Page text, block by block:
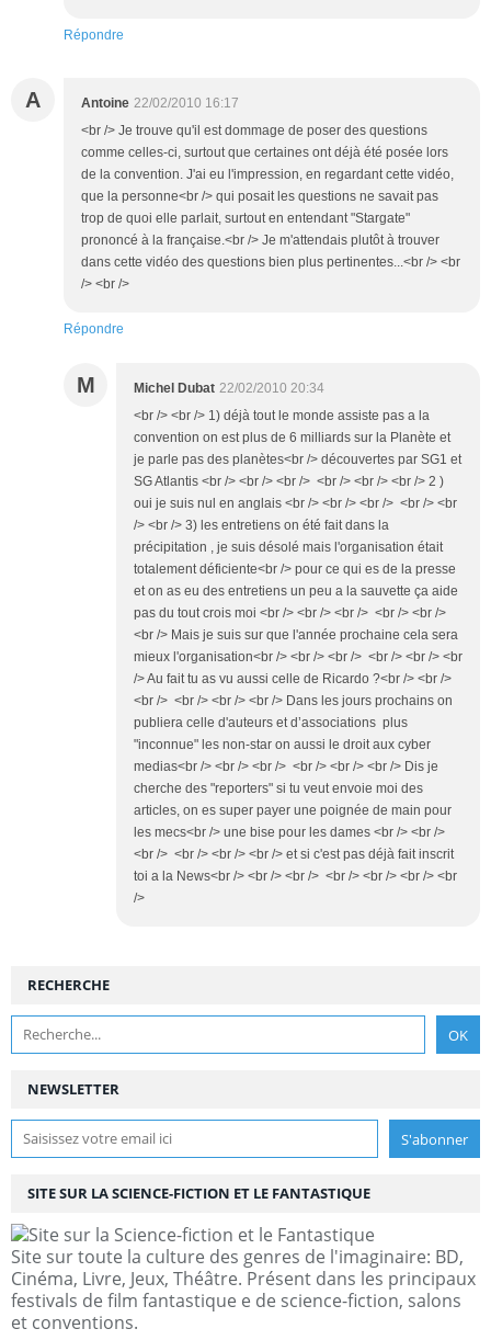
Répondre
A Antoine 22/02/2010 16:17
<br /> Je trouve qu'il est dommage de poser des questions
comme celles-ci, surtout que certaines ont déjà été posée lors
de la convention. J'ai eu l'impression, en regardant cette vidéo,
que la personne<br /> qui posait les questions ne savait pas
trop de quoi elle parlait, surtout en entendant "Stargate"
prononcé à la française.<br /> Je m'attendais plutôt à trouver
dans cette vidéo des questions bien plus pertinentes...<br /> <br
/> <br />
Répondre
M Michel Dubat 22/02/2010 20:34
<br /> <br /> 1) déjà tout le monde assiste pas a la
convention on est plus de 6 milliards sur la Planète et
je parle pas des planètes<br /> découvertes par SG1 et
SG Atlantis <br /> <br /> <br /> <br /> <br /> <br /> 2 )
oui je suis nul en anglais <br /> <br /> <br /> <br /> <br
/> <br /> 3) les entretiens on été fait dans la
précipitation , je suis désolé mais l'organisation était
totalement déficiente<br /> pour ce qui es de la presse
et on as eu des entretiens un peu a la sauvette ça aide
pas du tout crois moi <br /> <br /> <br /> <br /> <br />
<br /> Mais je suis sur que l'année prochaine cela sera
mieux l'organisation<br /> <br /> <br /> <br /> <br /> <br
/> Au fait tu as vu aussi celle de Ricardo ?<br /> <br />
<br /> <br /> <br /> <br /> Dans les jours prochains on
publiera celle d'auteurs et d’associations plus
"inconnue" les non-star on aussi le droit aux cyber
medias<br /> <br /> <br /> <br /> <br /> <br /> Dis je
cherche des "reporters" si tu veut envoie moi des
articles, on es super payer une poignée de main pour
les mecs<br /> une bise pour les dames <br /> <br />
<br /> <br /> <br /> <br /> et si c'est pas déjà fait inscrit
toi a la News<br /> <br /> <br /> <br /> <br /> <br /> <br
/>
NEWSLETTER
RECHERCHE
SITE SUR LA SCIENCE-FICTION ET LE FANTASTIQUE
Site sur toute la culture des genres de l'imaginaire: BD,
Cinéma, Livre, Jeux, Théâtre. Présent dans les principaux
festivals de film fantastique e de science-fiction, salons
et conventions.